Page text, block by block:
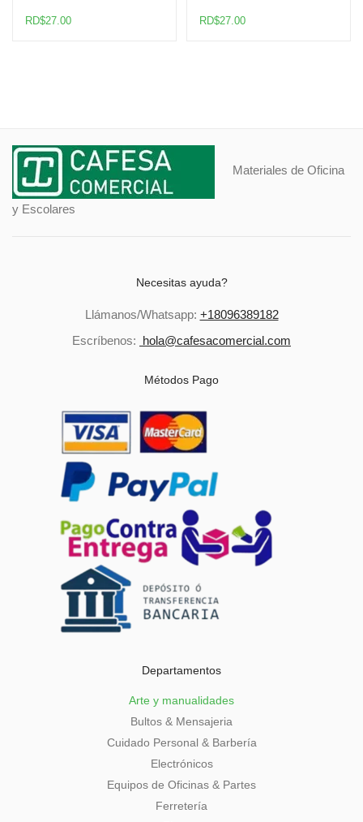
RD$27.00 RD$27.00
Materiales de Oficina
y Escolares
Necesitas ayuda?
Llámanos/Whatsapp: +18096389182
Escríbenos: hola@cafesacomercial.com
Métodos Pago
Departamentos
Arte y manualidades
Bultos & Mensajeria
Cuidado Personal & Barbería
Electrónicos
Equipos de Oficinas & Partes
Ferretería